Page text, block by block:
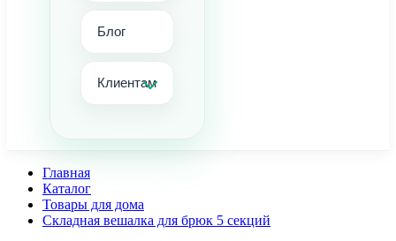
Блог
Клиентам
Главная
Каталог
Товары для дома
Складная вешалка для брюк 5 секций